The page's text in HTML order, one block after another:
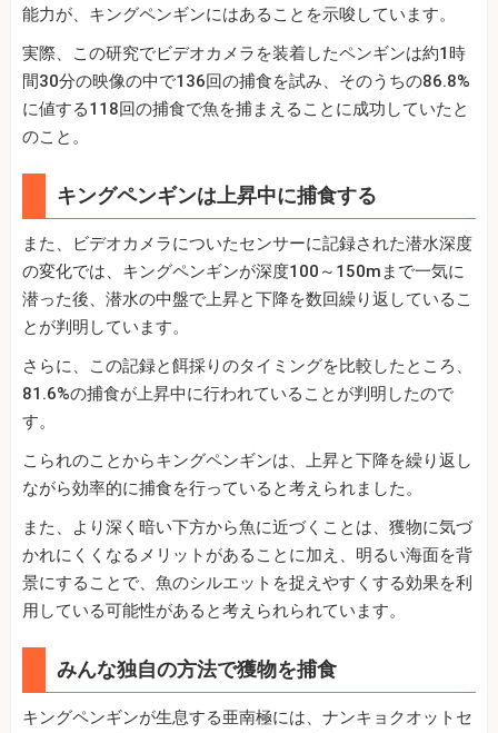
能力が、キングペンギンにはあることを示唆しています。
実際、この研究でビデオカメラを装着したペンギンは約1時
間30分の映像の中で136回の捕食を試み、そのうちの86.8%
に値する118回の捕食で魚を捕まえることに成功していたと
のこと。
キングペンギンは上昇中に捕食する
また、ビデオカメラについたセンサーに記録された潜水深度
の変化では、キングペンギンが深度100～150mまで一気に
潜った後、潜水の中盤で上昇と下降を数回繰り返しているこ
とが判明しています。
さらに、この記録と餌採りのタイミングを比較したところ、
81.6%の捕食が上昇中に行われていることが判明したので
す。
こられのことからキングペンギンは、上昇と下降を繰り返し
ながら効率的に捕食を行っていると考えられました。
また、より深く暗い下方から魚に近づくことは、獲物に気づ
かれにくくなるメリットがあることに加え、明るい海面を背
景にすることで、魚のシルエットを捉えやすくする効果を利
用している可能性があると考えられられています。
みんな独自の方法で獲物を捕食
キングペンギンが生息する亜南極には、ナンキョクオットセ